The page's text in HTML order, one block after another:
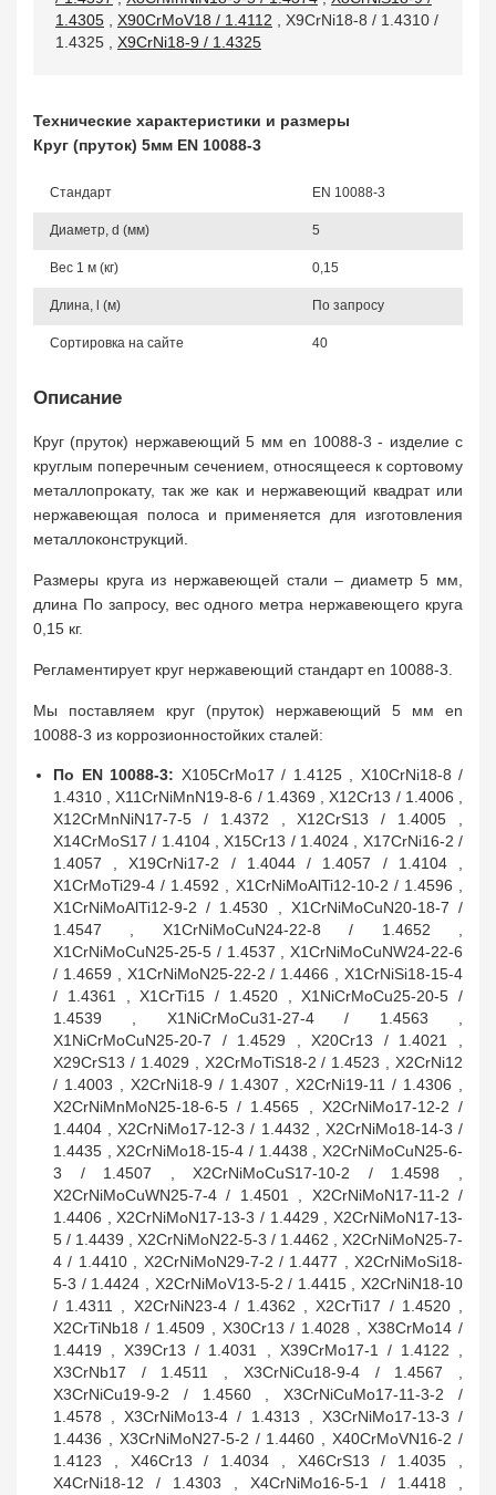
1.4305
X90CrMoV18 / 1.4112
X9CrNi18-8 / 1.4310 /
1.4325
X9CrNi18-9 / 1.4325
Технические характеристики и размеры
Круг (пруток) 5мм EN 10088-3
Стандарт EN 10088-3
Диаметр, d (мм) 5
Вес 1 м (кг) 0,15
Длина, l (м) По запросу
Сортировка на сайте 40
Описание
Круг (пруток) нержавеющий 5 мм en 10088-3 - изделие с
круглым поперечным сечением, относящееся к сортовому
металлопрокату, так же как и нержавеющий квадрат или
нержавеющая полоса и применяется для изготовления
металлоконструкций.
Размеры круга из нержавеющей стали – диаметр 5 мм,
длина По запросу, вес одного метра нержавеющего круга
0,15 кг.
Регламентирует круг нержавеющий стандарт en 10088-3.
Мы поставляем круг (пруток) нержавеющий 5 мм en
10088-3 из коррозионностойких сталей:
По EN 10088-3: X105CrMo17 / 1.4125 , X10CrNi18-8 /
1.4310 , X11CrNiMnN19-8-6 / 1.4369 , X12Cr13 / 1.4006 ,
X12CrMnNiN17-7-5 / 1.4372 , X12CrS13 / 1.4005 ,
X14CrMoS17 / 1.4104 , X15Cr13 / 1.4024 , X17CrNi16-2 /
1.4057 , X19CrNi17-2 / 1.4044 / 1.4057 / 1.4104 ,
X1CrMoTi29-4 / 1.4592 , X1CrNiMoAlTi12-10-2 / 1.4596 ,
X1CrNiMoAlTi12-9-2 / 1.4530 , X1CrNiMoCuN20-18-7 /
1.4547 , X1CrNiMoCuN24-22-8 / 1.4652 ,
X1CrNiMoCuN25-25-5 / 1.4537 , X1CrNiMoCuNW24-22-6
/ 1.4659 , X1CrNiMoN25-22-2 / 1.4466 , X1CrNiSi18-15-4
/ 1.4361 , X1CrTi15 / 1.4520 , X1NiCrMoCu25-20-5 /
1.4539 , X1NiCrMoCu31-27-4 / 1.4563 ,
X1NiCrMoCuN25-20-7 / 1.4529 , X20Cr13 / 1.4021 ,
X29CrS13 / 1.4029 , X2CrMoTiS18-2 / 1.4523 , X2CrNi12
/ 1.4003 , X2CrNi18-9 / 1.4307 , X2CrNi19-11 / 1.4306 ,
X2CrNiMnMoN25-18-6-5 / 1.4565 , X2CrNiMo17-12-2 /
1.4404 , X2CrNiMo17-12-3 / 1.4432 , X2CrNiMo18-14-3 /
1.4435 , X2CrNiMo18-15-4 / 1.4438 , X2CrNiMoCuN25-6-
3 / 1.4507 , X2CrNiMoCuS17-10-2 / 1.4598 ,
X2CrNiMoCuWN25-7-4 / 1.4501 , X2CrNiMoN17-11-2 /
1.4406 , X2CrNiMoN17-13-3 / 1.4429 , X2CrNiMoN17-13-
5 / 1.4439 , X2CrNiMoN22-5-3 / 1.4462 , X2CrNiMoN25-7-
4 / 1.4410 , X2CrNiMoN29-7-2 / 1.4477 , X2CrNiMoSi18-
5-3 / 1.4424 , X2CrNiMoV13-5-2 / 1.4415 , X2CrNiN18-10
/ 1.4311 , X2CrNiN23-4 / 1.4362 , X2CrTi17 / 1.4520 ,
X2CrTiNb18 / 1.4509 , X30Cr13 / 1.4028 , X38CrMo14 /
1.4419 , X39Cr13 / 1.4031 , X39CrMo17-1 / 1.4122 ,
X3CrNb17 / 1.4511 , X3CrNiCu18-9-4 / 1.4567 ,
X3CrNiCu19-9-2 / 1.4560 , X3CrNiCuMo17-11-3-2 /
1.4578 , X3CrNiMo13-4 / 1.4313 , X3CrNiMo17-13-3 /
1.4436 , X3CrNiMoN27-5-2 / 1.4460 , X40CrMoVN16-2 /
1.4123 , X46Cr13 / 1.4034 , X46CrS13 / 1.4035 ,
X4CrNi18-12 / 1.4303 , X4CrNiMo16-5-1 / 1.4418 ,